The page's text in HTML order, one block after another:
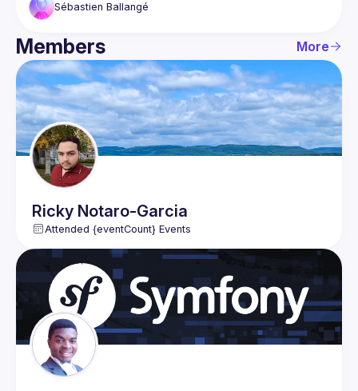
Sébastien Ballangé
Members More
Ricky Notaro-Garcia
Attended {eventCount} Events